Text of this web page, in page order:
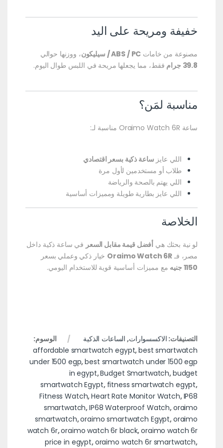
خفيفة ومريحة على اليد
مصنوعة من خامات ABS / PC / سيليكون
، ووزنها حوالي
39.8 جرام
فقط، مما يجعلها مريحة في اللبس طوال اليوم.
مناسبة لمَن؟
ساعة Oraimo Watch 6R مناسبة لـ:
اللي عايز ساعة ذكية بسعر اقتصادي
طلاب أو مستخدمين لأول مرة
اللي يهتم بالصحة والرياضة
اللي عايز بطارية طويلة ومميزات أساسية
الخلاصة
لو نية بحثك هي أفضل قيمة مقابل السعر في ساعة ذكية داخل
مصر، فـ Oraimo Watch 6R خيار ذكي وعملي بسعر
1150 جنيه
مع مميزات أساسية قوية للاستخدام اليومي.
التصنيفات: الاكسسوارات, الساعات الذكية
الوسوم:
affordable smartwatch egypt,best smartwatch
under 1500 egp,best smartwatch under 1500 egp
in egypt,Budget Smartwatch,budget
smartwatch Egypt, fitness smartwatch egypt,
Fitness Watch,Heart Rate Monitor Watch,IP68
smartwatch,IP68 Waterproof Watch,oraimo
smartwatch,oraimo smartwatch Egypt,oraimo
watch 6r,oraimo watch 6r black,oraimo watch 6r
price in egypt,oraimo watch 6r smartwatch,